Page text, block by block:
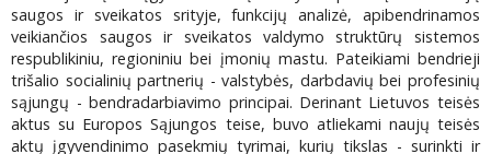
saugos ir sveikatos srityje, funkcijų analizė, apibendrinamos
veikiančios saugos ir sveikatos valdymo struktūrų sistemos
respublikiniu, regioniniu bei įmonių mastu. Pateikiami bendrieji
trišalio socialinių partnerių - valstybės, darbdavių bei profesinių
sąjungų - bendradarbiavimo principai. Derinant Lietuvos teisės
aktus su Europos Sąjungos teise, buvo atliekami naujų teisės
aktų įgyvendinimo pasekmių tyrimai, kurių tikslas - surinkti ir